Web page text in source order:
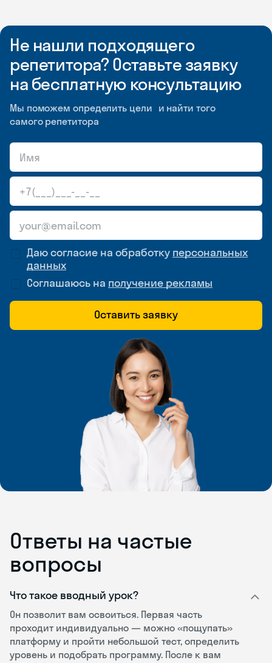
Не нашли подходящего
репетитора? Оставьте заявку
на бесплатную консультацию
Мы поможем определить цели и найти того
самого репетитора
Даю согласие на обработку персональных
данных
Соглашаюсь на получение рекламы
Оставить заявку
Ответы на частые
вопросы
Что такое вводный урок?
Он позволит вам освоиться. Первая часть
проходит индивидуально — можно «пощупать»
платформу и пройти небольшой тест, определить
уровень и подобрать программу. После к вам